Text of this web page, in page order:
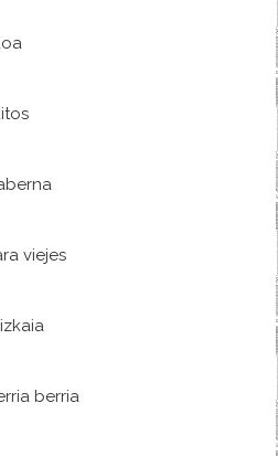
viejes
berria